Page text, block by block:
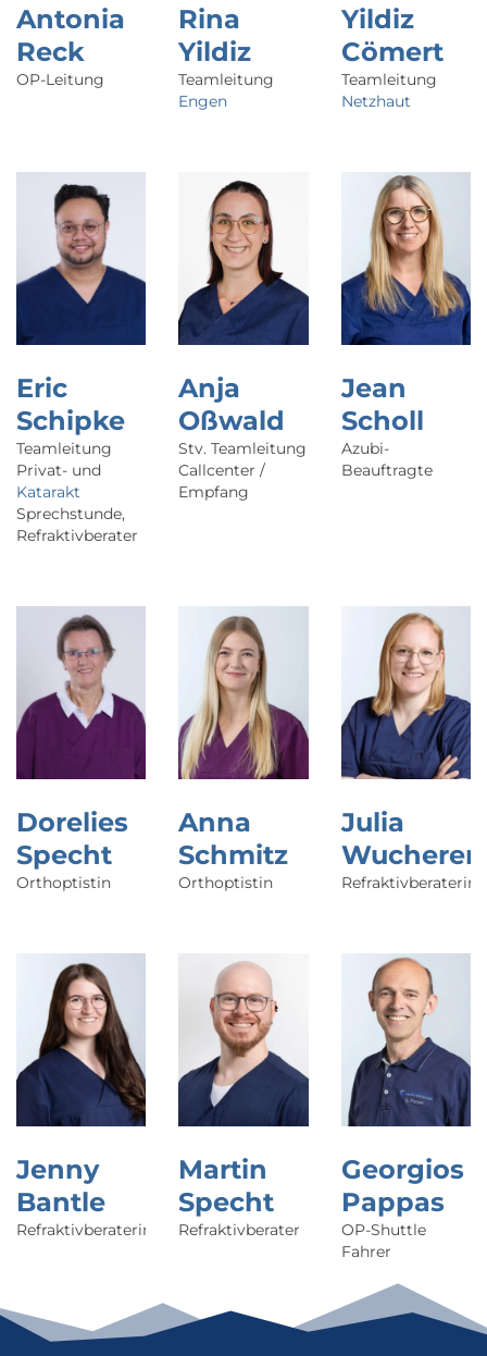
Antonia
Reck
OP-Leitung
Rina
Yildiz
Teamleitung
Engen
Yildiz
Cömert
Teamleitung
Netzhaut
Eric
Schipke
Teamleitung
Privat- und
Katarakt
Sprechstunde,
Refraktiv­berater
Anja
Oßwald
Stv. Teamleitung
Callcenter /
Empfang
Jean
Scholl
Azubi-
Beauftragte
Dorelies
Specht
Orthoptistin
Anna
Schmitz
Orthoptistin
Julia
Wucherer
Refraktivberaterin
Jenny
Bantle
Refraktivberaterin
Martin
Specht
Refraktivberater
Georgios
Pappas
OP-Shuttle
Fahrer